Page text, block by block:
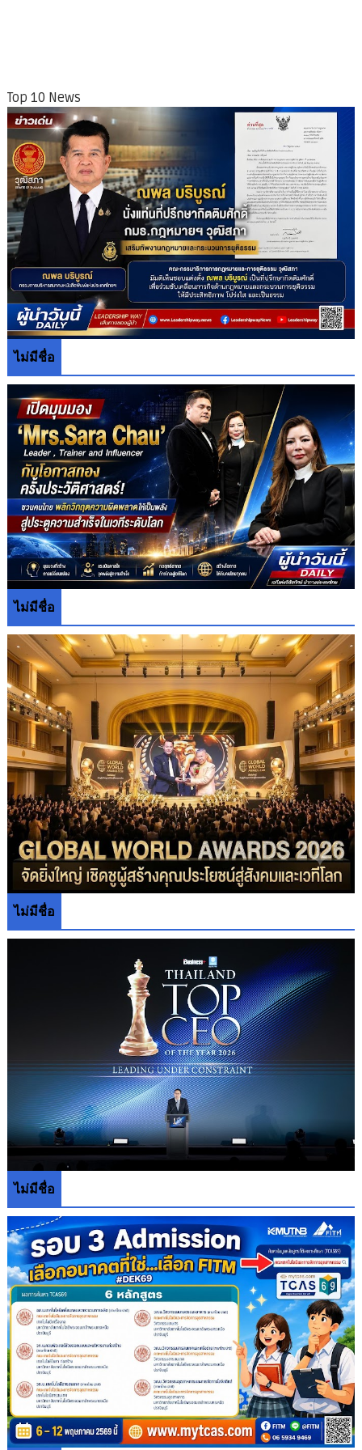
Top 10 News
ไม่มีชื่อ
ไม่มีชื่อ
ไม่มีชื่อ
ไม่มีชื่อ